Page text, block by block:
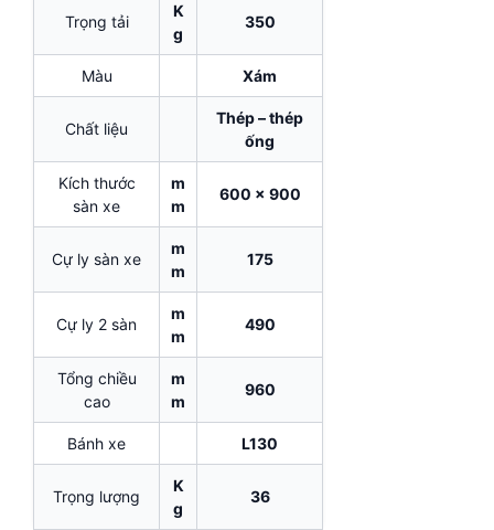
Trọng tải
K
g
350
Màu Xám
Chất liệu
Thép – thép
ống
Kích thước
sàn xe
m
m
600 x 900
Cự ly sàn xe
m
m
175
Cự ly 2 sàn
m
m
490
Tổng chiều
cao
m
m
960
Bánh xe L130
Trọng lượng
K
g
36